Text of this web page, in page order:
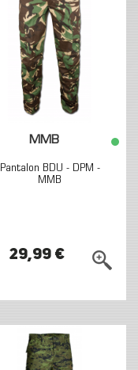
MMB
Pantalon BDU - DPM -
MMB
29,99 €